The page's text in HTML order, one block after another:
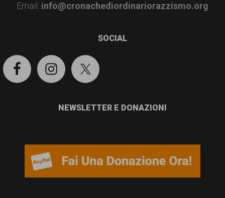
Email: info@cronachediordinariorazzismo.org
SOCIAL
NEWSLETTER E DONAZIONI